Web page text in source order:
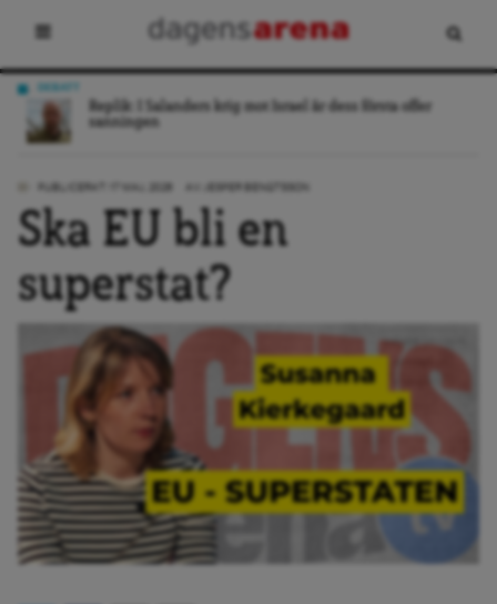
Replik: I Salanders krig mot Israel är dess första offer
sanningen
Ska EU bli en
superstat?